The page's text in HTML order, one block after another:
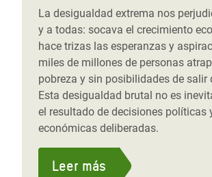
La desigualdad extrema nos
y a todas: socava el crecimiento
hace trizas las esperanzas y
miles de millones de personas
pobreza y sin posibilidades de salir
Esta desigualdad brutal no es
el resultado de decisiones políticas
económicas deliberadas.
Leer más